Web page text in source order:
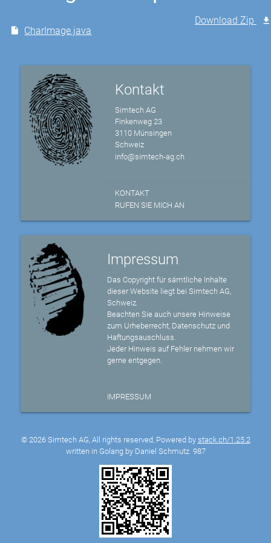
CharImage.java
Download Zip
Kontakt
Simtech AG
Finkenweg 23
3110 Münsingen
Schweiz
info@simtech-ag.ch
KONTAKT
RUFEN SIE MICH AN
Impressum
Das Copyright für sämtliche Inhalte
dieser Website liegt bei Simtech AG,
Schweiz.
Beachten Sie auch unsere Hinweise
zum Urheberrecht, Datenschutz und
Haftungsauschluss.
Jeder Hinweis auf Fehler nehmen wir
gerne entgegen.
IMPRESSUM
© 2026 Simtech AG, All rights reserved, Powered by stack.ch/1.25.2
written in Golang by Daniel Schmutz 987